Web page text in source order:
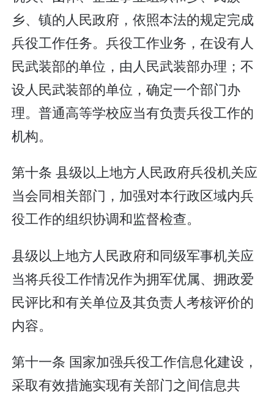
乡、镇的人民政府，依照本法的规定完成
兵役工作任务。兵役工作业务，在设有人
民武装部的单位，由人民武装部办理；不
设人民武装部的单位，确定一个部门办
理。普通高等学校应当有负责兵役工作的
机构。
第十条 县级以上地方人民政府兵役机关应
当会同相关部门，加强对本行政区域内兵
役工作的组织协调和监督检查。
县级以上地方人民政府和同级军事机关应
当将兵役工作情况作为拥军优属、拥政爱
民评比和有关单位及其负责人考核评价的
内容。
第十一条 国家加强兵役工作信息化建设，
采取有效措施实现有关部门之间信息共